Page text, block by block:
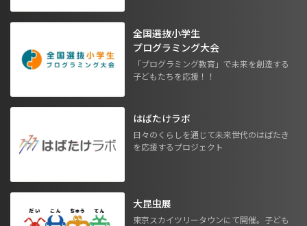
全国選抜小学生
プログラミング大会
「プログラミング教育」で未来を創造する
子どもたちを応援！！
はばたけラボ
日々のくらしを通じて未来世代のはばたき
を応援するプロジェクト
大昆虫展
東京スカイツリータウンにて開催。子ども